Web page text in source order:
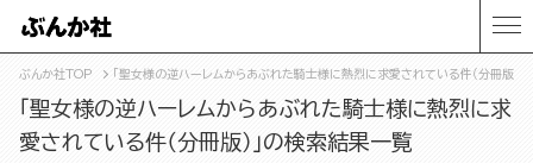
ぶんか社TOP 「聖女様の逆ハーレムからあぶれた騎士様に熱烈に求愛されている件（分冊版）
「聖女様の逆ハーレムからあぶれた騎士様に熱烈に求
愛されている件（分冊版）」の検索結果一覧